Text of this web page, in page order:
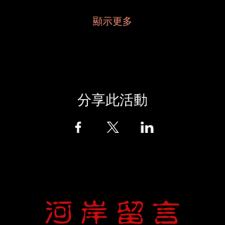
顯示更多
分享此活動